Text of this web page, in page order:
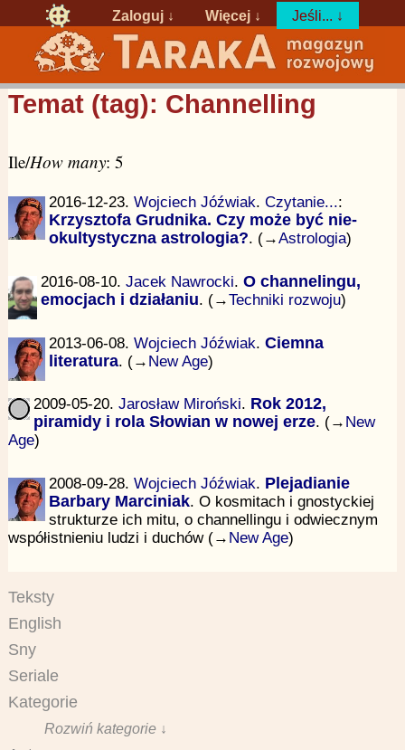
Zaloguj ↓ Więcej ↓ Jeśli... ↓
Temat (tag): Channelling
Ile/How many: 5
2016-12-23. Wojciech Jóźwiak. Czytanie...:
Krzysztofa Grudnika. Czy może być nie-
okultystyczna astrologia?. (→Astrologia)
2016-08-10.Jacek Nawrocki.O channelingu,
emocjach i działaniu. (→Techniki rozwoju)
2013-06-08. Wojciech Jóźwiak. Ciemna
literatura. (→ New Age)
2009-05-20. Jarosław Miroński. Rok 2012,
piramidy i rola Słowian w nowej erze. (→ New
Age)
2008-09-28. Wojciech Jóźwiak. Plejadianie
Barbary Marciniak. O kosmitach i gnostyckiej
strukturze ich mitu, o channellingu i odwiecznym
współistnieniu ludzi i duchów (→ New Age)
Teksty
English
Sny
Seriale
Kategorie
Rozwiń kategorie ↓